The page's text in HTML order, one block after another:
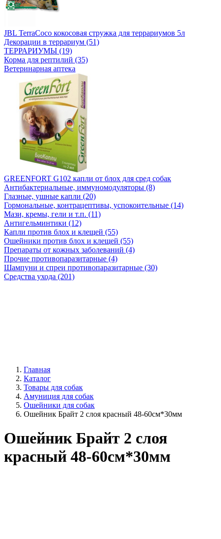
JBL TerraCoco кокосовая стружка для террариумов 5л
Декорации в террариум (51)
ТЕРРАРИУМЫ (19)
Корма для рептилий (35)
Ветеринарная аптека
GREENFORT G102 капли от блох для сред собак
Антибактериальные, иммуномодуляторы (8)
Глазные, ушные капли (20)
Гормональные, контрацептивы, успокоительные (14)
Мази, кремы, гели и т.п. (11)
Антигельминтики (12)
Капли против блох и клещей (55)
Ошейники против блох и клещей (55)
Препараты от кожных заболеваний (4)
Прочие противопаразитарные (4)
Шампуни и спреи противопаразитарные (30)
Средства ухода (201)
Главная
Каталог
Товары для собак
Амуниция для собак
Ошейники для собак
Ошейник Брайт 2 слоя красный 48-60см*30мм
Ошейник Брайт 2 слоя
красный 48-60см*30мм